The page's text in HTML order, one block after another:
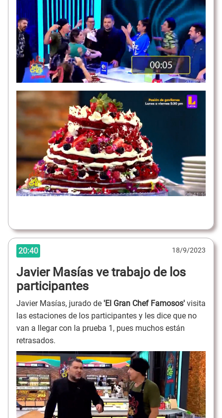
20:40 18/9/2023
Javier Masías ve trabajo de los
participantes
Javier Masías, jurado de 'El Gran Chef Famosos' visita
las estaciones de los participantes y les dice que no
van a llegar con la prueba 1, pues muchos están
retrasados.